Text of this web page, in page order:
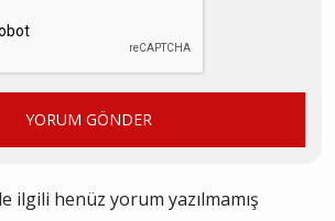
YORUM GÖNDER
ilgili henüz yorum yazılmamış